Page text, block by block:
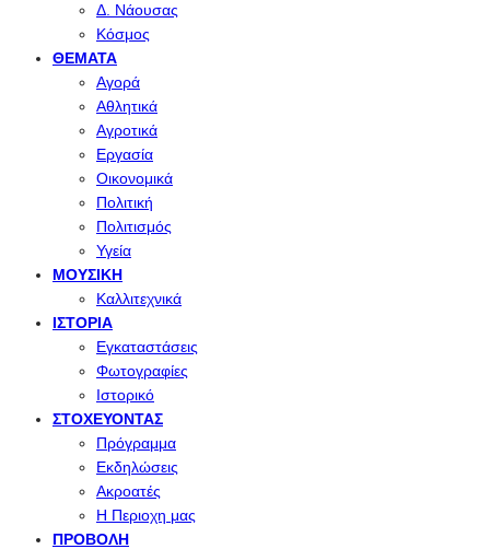
Δ. Νάουσας
Κόσμος
ΘΈΜΑΤΑ
Αγορά
Αθλητικά
Αγροτικά
Εργασία
Οικονομικά
Πολιτική
Πολιτισμός
Υγεία
ΜΟΥΣΙΚΉ
Καλλιτεχνικά
ΙΣΤΟΡΊΑ
Εγκαταστάσεις
Φωτογραφίες
Ιστορικό
ΣΤΟΧΕΎΟΝΤΑΣ
Πρόγραμμα
Εκδηλώσεις
Ακροατές
Η Περιοχη μας
ΠΡΟΒΟΛΉ